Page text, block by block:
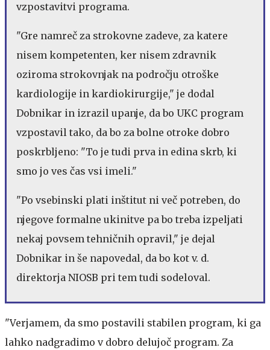
vzpostavitvi programa.
"Gre namreč za strokovne zadeve, za katere
nisem kompetenten, ker nisem zdravnik
oziroma strokovnjak na področju otroške
kardiologije in kardiokirurgije," je dodal
Dobnikar in izrazil upanje, da bo UKC program
vzpostavil tako, da bo za bolne otroke dobro
poskrbljeno: "To je tudi prva in edina skrb, ki
smo jo ves čas vsi imeli."
"Po vsebinski plati inštitut ni več potreben, do
njegove formalne ukinitve pa bo treba izpeljati
nekaj povsem tehničnih opravil," je dejal
Dobnikar in še napovedal, da bo kot v. d.
direktorja NIOSB pri tem tudi sodeloval.
"Verjamem, da smo postavili stabilen program, ki ga
lahko nadgradimo v dobro delujoč program. Za